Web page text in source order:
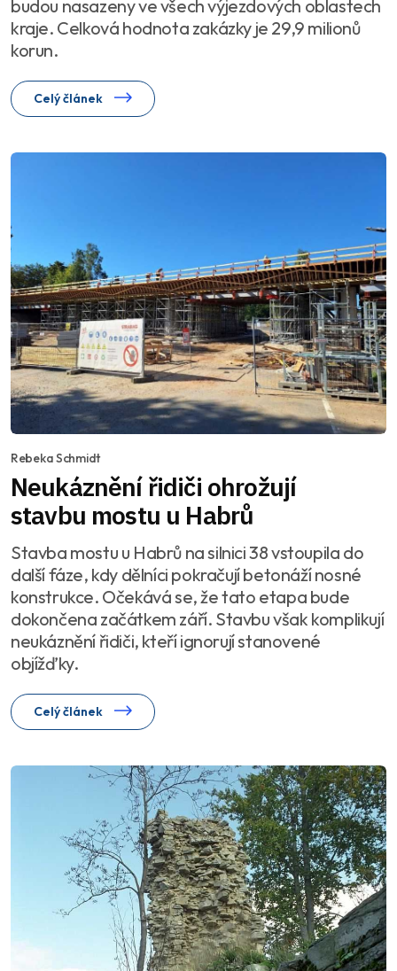
budou nasazeny ve všech výjezdových oblastech
kraje. Celková hodnota zakázky je 29,9 milionů
korun.
Celý článek
Rebeka Schmidt
Neukáznění řidiči ohrožují
stavbu mostu u Habrů
Stavba mostu u Habrů na silnici 38 vstoupila do
další fáze, kdy dělníci pokračují betonáží nosné
konstrukce. Očekává se, že tato etapa bude
dokončena začátkem září. Stavbu však komplikují
neukáznění řidiči, kteří ignorují stanovené
objížďky.
Celý článek